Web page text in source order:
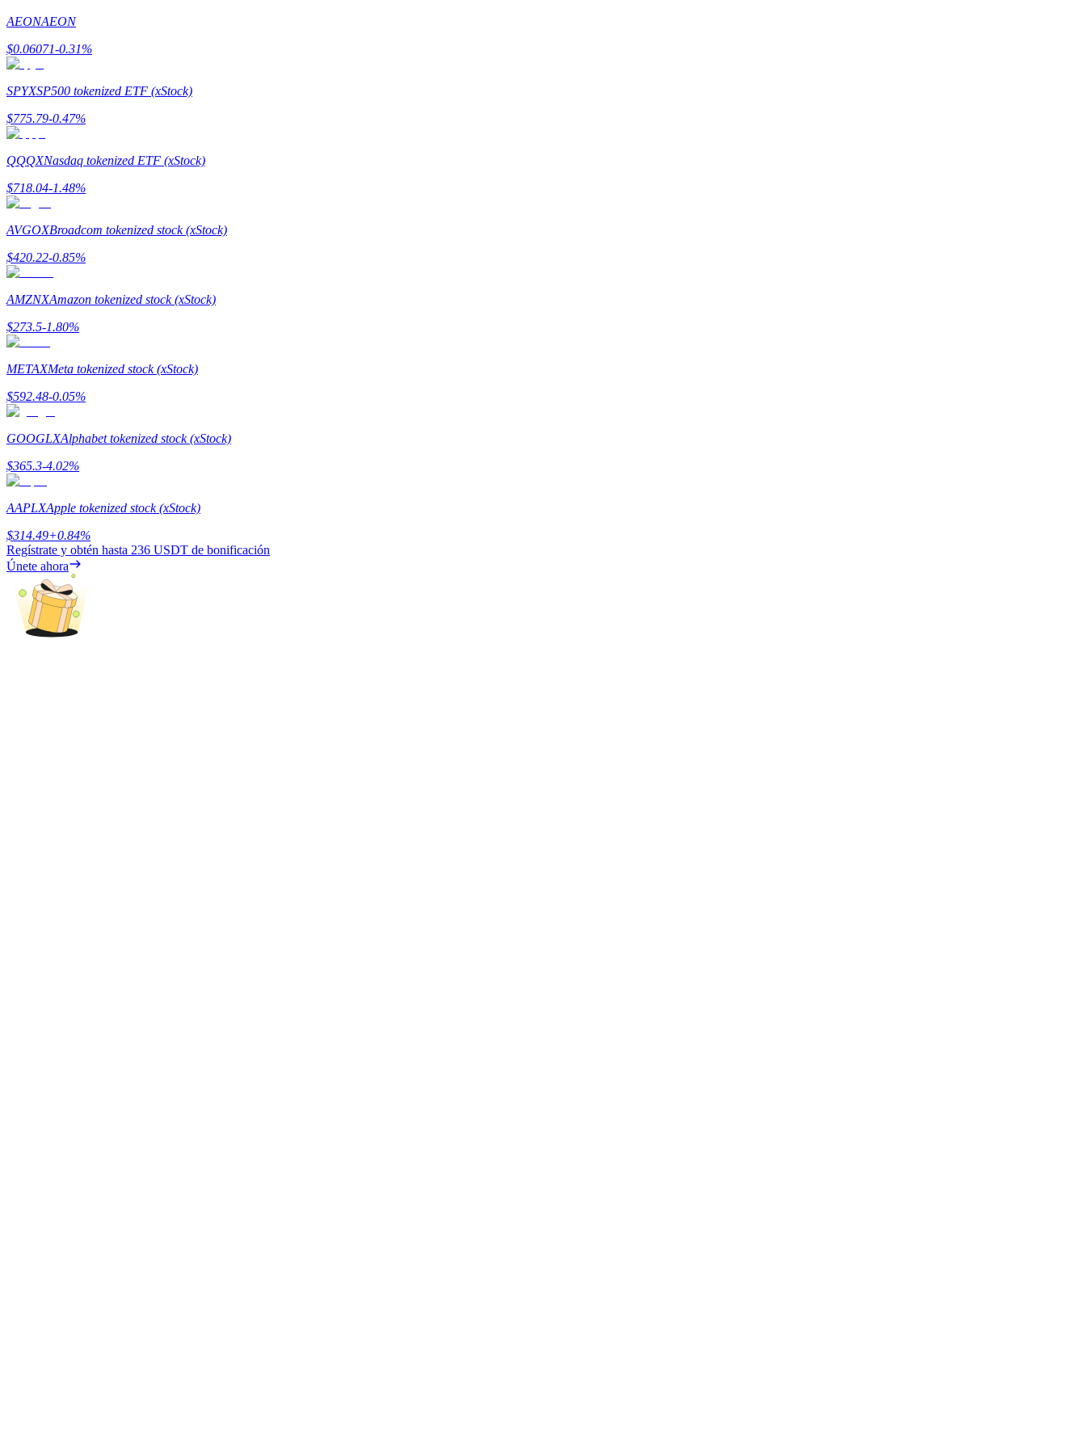
Estrategias comerciales
Aprenda cómo mantenerse rentable
Earn
Power Piggy
Gana recompensas competitivas diariamente
AEONAEON
$0.06071-0.31%
SPYXSP500 tokenized ETF (xStock)
$775.79-0.47%
QQQXNasdaq tokenized ETF (xStock)
$718.04-1.48%
AVGOXBroadcom tokenized stock (xStock)
$420.22-0.85%
AMZNXAmazon tokenized stock (xStock)
$273.5-1.80%
METAXMeta tokenized stock (xStock)
$592.48-0.05%
GOOGLXAlphabet tokenized stock (xStock)
$365.3-4.02%
AAPLXApple tokenized stock (xStock)
$314.49+0.84%
Regístrate y obtén hasta 236 USDT de bonificación
Únete ahora